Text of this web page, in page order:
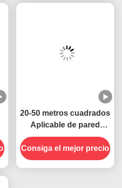
20-50 metros cuadrados
Aplicable de pared
eléctrica enchufable
enchufe UV Lámpara
contra mosquitos
Estado sólido muy
eficaz
Consiga el mejor precio